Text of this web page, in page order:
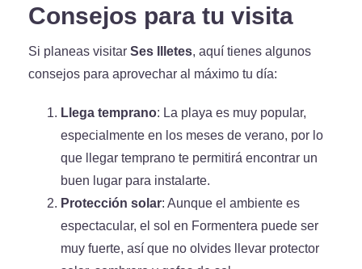
Consejos para tu visita
Si planeas visitar Ses Illetes, aquí tienes algunos
consejos para aprovechar al máximo tu día:
Llega temprano: La playa es muy popular,
especialmente en los meses de verano, por lo
que llegar temprano te permitirá encontrar un
buen lugar para instalarte.
Protección solar: Aunque el ambiente es
espectacular, el sol en Formentera puede ser
muy fuerte, así que no olvides llevar protector